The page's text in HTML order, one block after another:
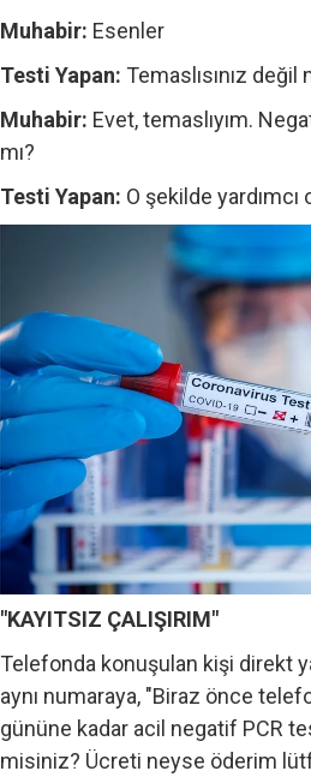
Muhabir: Esenler
Testi Yapan: Temaslısınız değil
Muhabir: Evet, temaslıyım.
mı?
Testi Yapan: O şekilde
"KAYITSIZ ÇALIŞIRIM"
Telefonda konuşulan kişi direkt
aynı numaraya, "Biraz önce
gününe kadar acil negatif PCR
misiniz? Ücreti neyse öderim